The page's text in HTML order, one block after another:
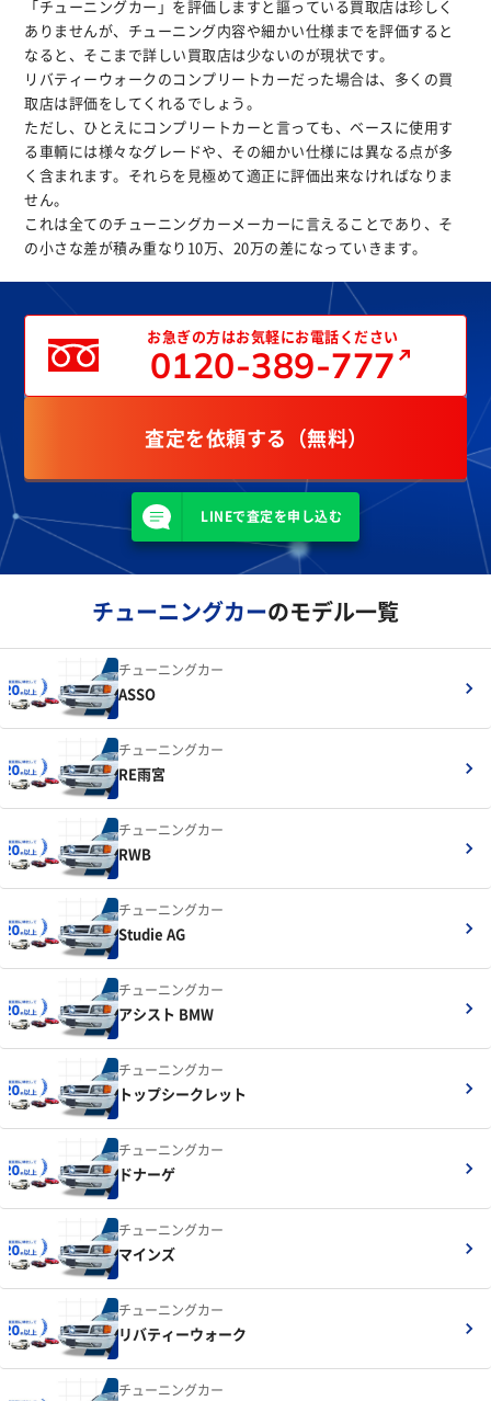
「チューニングカー」を評価しますと謳っている買取店は珍しく
ありませんが、チューニング内容や細かい仕様までを評価すると
なると、そこまで詳しい買取店は少ないのが現状です。
リバティーウォークのコンプリートカーだった場合は、多くの買
取店は評価をしてくれるでしょう。
ただし、ひとえにコンプリートカーと言っても、ベースに使用す
る車輌には様々なグレードや、その細かい仕様には異なる点が多
く含まれます。それらを見極めて適正に評価出来なければなりま
せん。
これは全てのチューニングカーメーカーに言えることであり、そ
の小さな差が積み重なり10万、20万の差になっていきます。
お急ぎの方はお気軽にお電話ください
0120-389-777
査定を依頼する（無料）
LINEで査定を申し込む
チューニングカーのモデル一覧
チューニングカー
ASSO
チューニングカー
RE雨宮
チューニングカー
RWB
チューニングカー
Studie AG
チューニングカー
アシスト BMW
チューニングカー
トップシークレット
チューニングカー
ドナーゲ
チューニングカー
マインズ
チューニングカー
リバティーウォーク
チューニングカー